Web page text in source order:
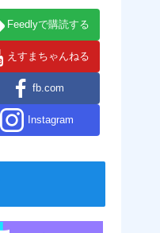
Feedlyで購読する
えすまちゃんねる
fb.com
Instagram